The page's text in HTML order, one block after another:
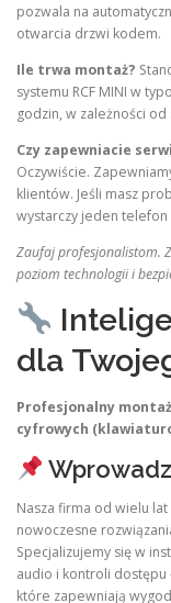
pozwala na
otwarcia drzwi kodem.
Ile trwa montaż?
systemu RCF MINI w
godzin, w zależności
Czy zapewniacie
Oczywiście.
klientów. Jeśli masz
wystarczy jeden
Zaufaj profesjonalistom.
poziom technologii i
dla
Profesjonalny
cyfrowych
Nasza firma od wielu
nowoczesne
Specjalizujemy się w
audio i kontroli dostępu
które zapewniają